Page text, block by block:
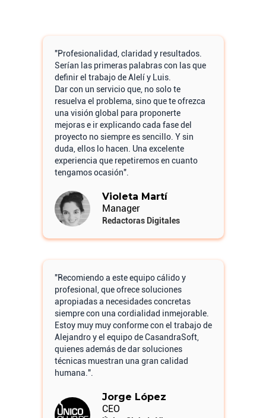
"Profesionalidad, claridad y resultados.
Serían las primeras palabras con las que
definir el trabajo de Alelí y Luis.
Dar con un servicio que, no solo te
resuelva el problema, sino que te ofrezca
una visión global para proponerte
mejoras e ir explicando cada fase del
proyecto no siempre es sencillo. Y sin
duda, ellos lo hacen. Una excelente
experiencia que repetiremos en cuanto
tengamos ocasión".
Violeta Martí
Manager
Redactoras Digitales
"Recomiendo a este equipo cálido y
profesional, que ofrece soluciones
apropiadas a necesidades concretas
siempre con una cordialidad inmejorable.
Estoy muy muy conforme con el trabajo de
Alejandro y el equipo de CasandraSoft,
quienes además de dar soluciones
técnicas muestran una gran calidad
humana.".
Jorge López
CEO